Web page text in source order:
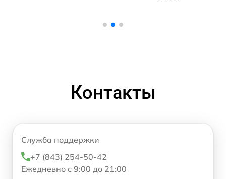
Контакты
Служба поддержки
+7 (843) 254-50-42
Ежедневно с 9:00 до 21:00